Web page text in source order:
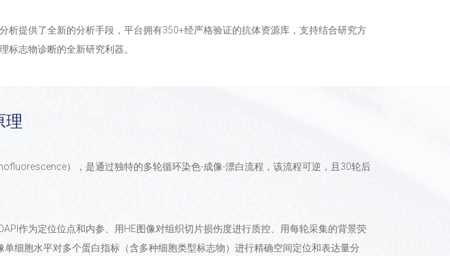
提供了全新的分析手段，平台拥有350+经严格验证的抗体资源库，支持结合研究方
标志物诊断的全新研究利器。
理
），是通过独特的多轮循环染色-成像-漂白流程，该流程可逆，且30轮后
作为定位位点和内参、用HE图像对组织切片损伤度进行质控、用每轮采集的背景荧
细胞水平对多个蛋白指标（含多种细胞类型标志物）进行精确空间定位和表达量分